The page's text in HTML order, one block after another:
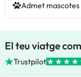
Admet mascotes
El teu viatge
Trustpilot